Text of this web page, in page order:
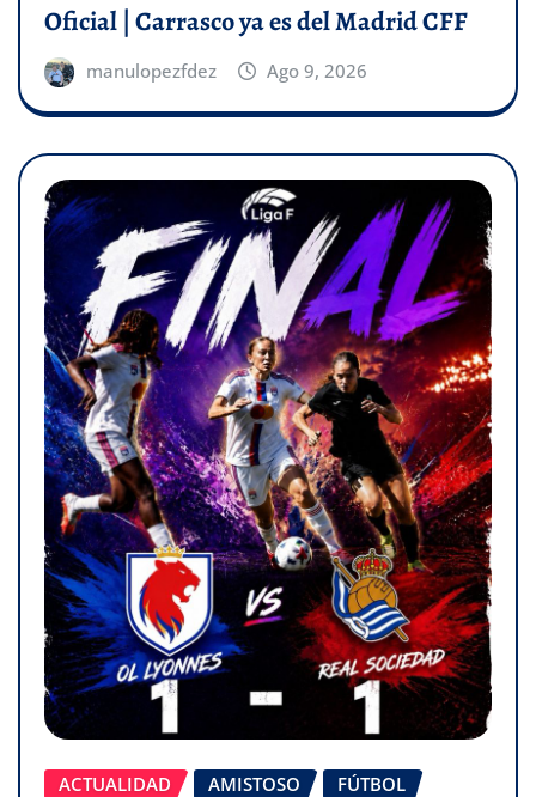
Oficial | Carrasco ya es del Madrid CFF
manulopezfdez Ago 9, 2026
ACTUALIDAD AMISTOSO
FÚTBOL